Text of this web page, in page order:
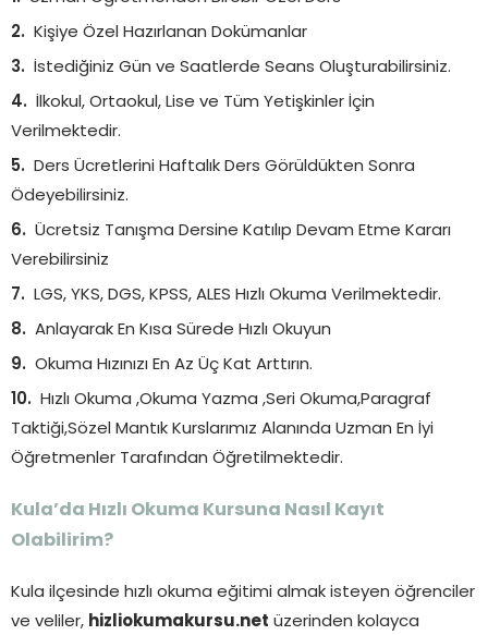
Kişiye Özel Hazırlanan Dokümanlar
İstediğiniz Gün ve Saatlerde Seans Oluşturabilirsiniz.
İlkokul, Ortaokul, Lise ve Tüm Yetişkinler İçin
Verilmektedir.
Ders Ücretlerini Haftalık Ders Görüldükten Sonra
Ödeyebilirsiniz.
Ücretsiz Tanışma Dersine Katılıp Devam Etme Kararı
Verebilirsiniz
LGS, YKS, DGS, KPSS, ALES Hızlı Okuma Verilmektedir.
Anlayarak En Kısa Sürede Hızlı Okuyun
Okuma Hızınızı En Az Üç Kat Arttırın.
Hızlı Okuma ,Okuma Yazma ,Seri Okuma,Paragraf
Taktiği,Sözel Mantık Kurslarımız Alanında Uzman En İyi
Öğretmenler Tarafından Öğretilmektedir.
Kula’da Hızlı Okuma Kursuna Nasıl Kayıt
Olabilirim?
Kula ilçesinde hızlı okuma eğitimi almak isteyen öğrenciler
ve veliler, hizliokumakursu.net üzerinden kolayca